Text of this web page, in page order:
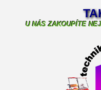
U NÁS ZAKOUPÍTE